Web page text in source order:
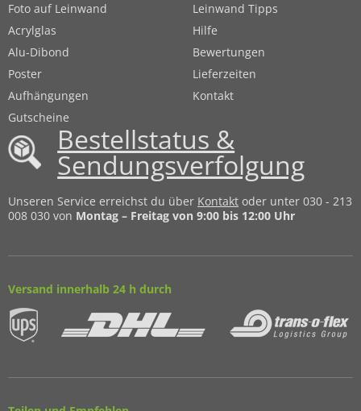
Foto auf Leinwand
Acrylglas
Alu-Dibond
Poster
Aufhängungen
Gutscheine
Leinwand Tipps
Hilfe
Bewertungen
Lieferzeiten
Kontakt
Bestellstatus &
Sendungsverfolgung
Unseren Service erreichst du über Kontakt oder unter 030 - 213
008 030 von Montag – Freitag von 9:00 bis 12:00 Uhr
Versand innerhalb 24 h durch